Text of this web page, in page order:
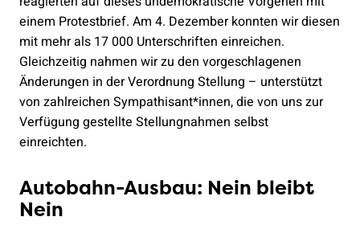
einem Protestbrief. Am 4. Dezember konnten wir diesen
mit mehr als 17 000 Unterschriften einreichen.
Gleichzeitig nahmen wir zu den vorgeschlagenen
Änderungen in der Verordnung Stellung – unterstützt
von zahlreichen Sympathisant*innen, die von uns zur
Verfügung gestellte Stellungnahmen selbst
einreichten.
Autobahn-Ausbau: Nein bleibt
Nein